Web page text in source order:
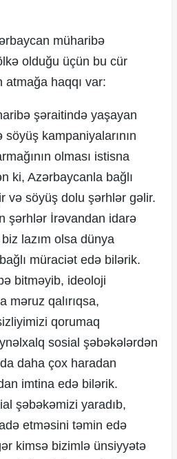
müharibə
olduğu üçün bu cür
atmağa haqqı var:
şəraitində yaşayan
kampaniyalarının
olması istisna
ki, Azərbaycanla bağlı
və söyüş dolu şərhlər gəlir.
şərhlər İrəvandan idarə
lazım olsa dünya
müraciət edə bilərik.
bitməyib, ideoloji
məruz qalırıqsa,
qorumaq
sosial şəbəkələrdən
daha çox haradan
imtina edə bilərik.
şəbəkəmizi yaradıb,
etməsini təmin edə
kimsə bizimlə ünsiyyətə